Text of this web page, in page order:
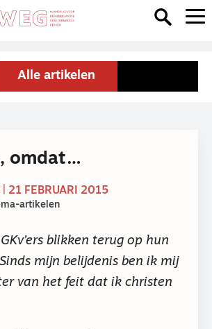
Alle artikelen
omdat…
| 21 FEBRUARI 2015
artikelen
GKv’ers blikken terug op hun
mijn belijdenis ben ik mij
van het feit dat ik christen